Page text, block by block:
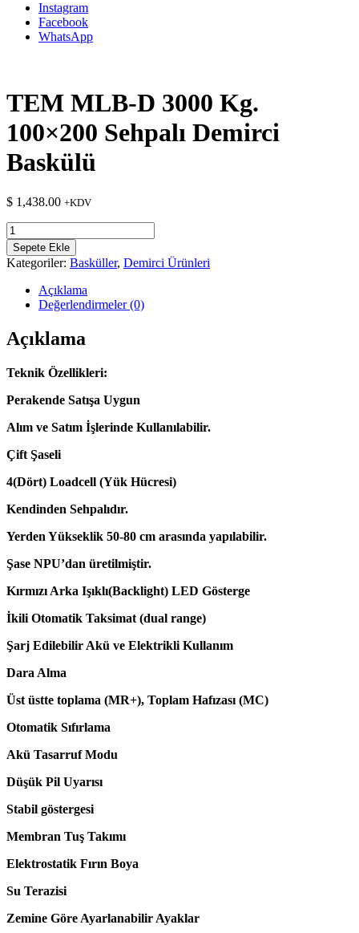
Instagram
Facebook
WhatsApp
TEM MLB-D 3000 Kg.
100×200 Sehpalı Demirci
Baskülü
$ 1,438.00 +KDV
TEM
MLB-
D
3000
100x200
Sehpalı
Demirci
Baskülü
Sepete Ekle
Kategoriler: Basküller, Demirci Ürünleri
Açıklama
Değerlendirmeler (0)
Açıklama
Teknik Özellikleri:
Perakende Satışa Uygun
Alım ve Satım İşlerinde Kullanılabilir.
Çift Şaseli
4(Dört) Loadcell (Yük Hücresi)
Kendinden Sehpalıdır.
Yerden Yükseklik 50-80 cm arasında yapılabilir.
Şase NPU’dan üretilmiştir.
Kırmızı Arka Işıklı(Backlight) LED Gösterge
İkili Otomatik Taksimat (dual range)
Şarj Edilebilir Akü ve Elektrikli Kullanım
Dara Alma
Üst üstte toplama (MR+), Toplam Hafızası (MC)
Otomatik Sıfırlama
Akü Tasarruf Modu
Düşük Pil Uyarısı
Stabil göstergesi
Membran Tuş Takımı
Elektrostatik Fırın Boya
Su Terazisi
Zemine Göre Ayarlanabilir Ayaklar